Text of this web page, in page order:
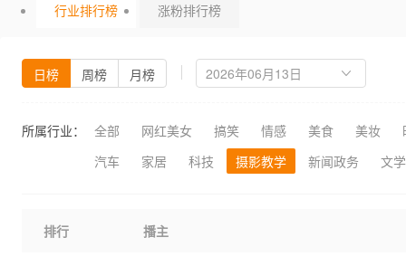
行业排行榜 涨粉排行榜
日榜 周榜 月榜
所属行业： 全部 网红美女 搞笑 情感 美食 美妆
汽车
家居 科技 摄影教学 新闻政务 文
排行 播主